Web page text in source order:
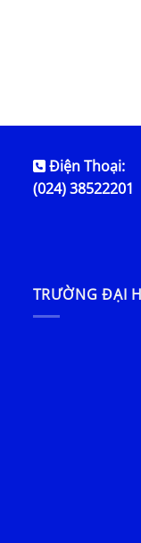
Điện Thoại:
(024) 38522201
TRƯỜNG ĐẠI